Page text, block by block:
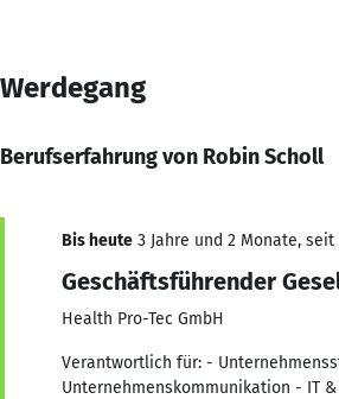
Werdegang
Berufserfahrung von Robin Scholl
Bis heute 3 Jahre und 2 Monate, seit
Geschäftsführender
Health Pro-Tec GmbH
Verantwortlich für: -
Unternehmenskommunikation - IT